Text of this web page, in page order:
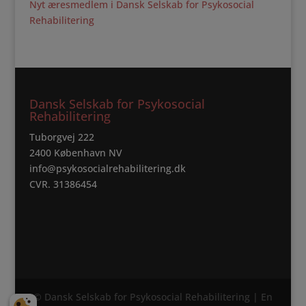
Nyt æresmedlem i Dansk Selskab for Psykosocial
Rehabilitering
Dansk Selskab for Psykosocial
Rehabilitering
Tuborgvej 222
2400 København NV
info@psykosocialrehabilitering.dk
CVR. 31386454
© Dansk Selskab for Psykosocial Rehabilitering | En